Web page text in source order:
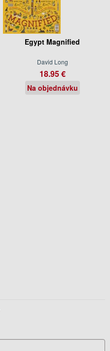
Egypt Magnified
David Long
18.95 €
Na objednávku